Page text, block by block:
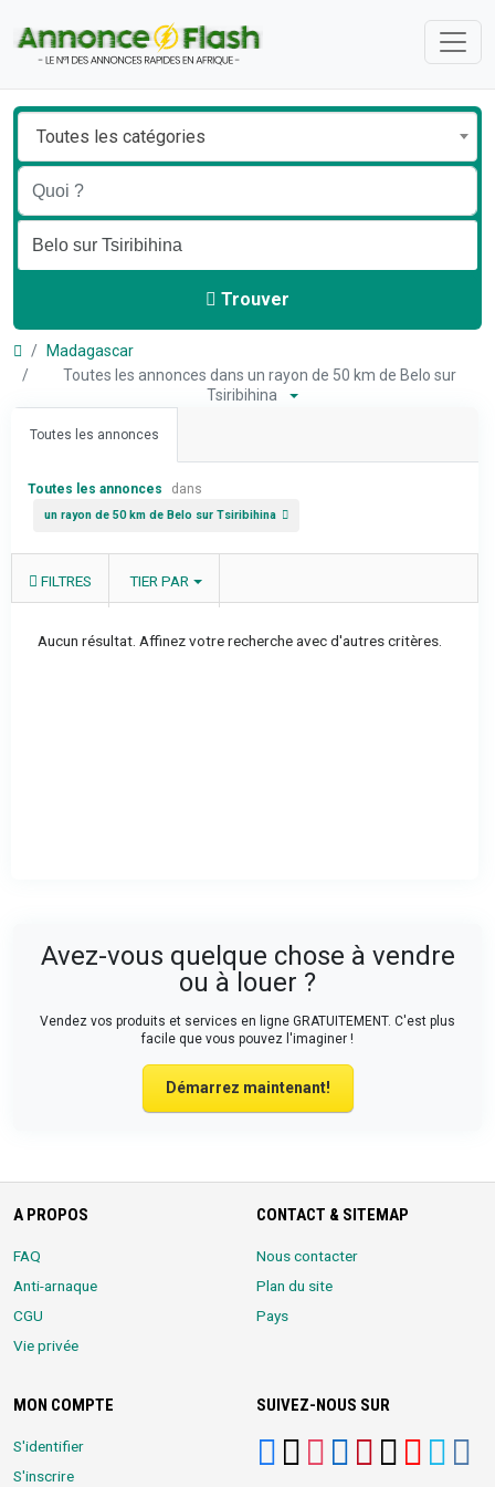
Toutes les catégories
Trouver
Madagascar
Toutes les annonces dans un rayon de 50 km de Belo sur
Tsiribihina
Toutes les annonces
Toutes les annonces dans
un rayon de 50 km de Belo sur Tsiribihina
FILTRES TIER PAR
Aucun résultat. Affinez votre recherche avec d'autres critères.
Avez-vous quelque chose à vendre
ou à louer ?
Vendez vos produits et services en ligne GRATUITEMENT. C'est plus
facile que vous pouvez l'imaginer !
Démarrez maintenant!
A PROPOS
FAQ
Anti-arnaque
CGU
Vie privée
CONTACT & SITEMAP
Nous contacter
Plan du site
Pays
MON COMPTE
S'identifier
S'inscrire
SUIVEZ-NOUS SUR